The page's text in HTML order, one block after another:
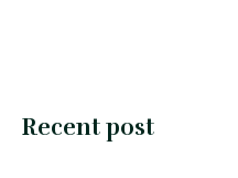
Recent post